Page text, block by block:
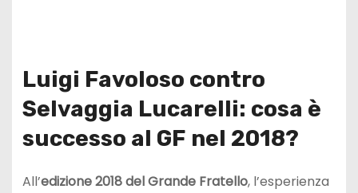
Luigi Favoloso contro
Selvaggia Lucarelli: cosa è
successo al GF nel 2018?
All’edizione2018 del Grande Fratello, l’esperienza